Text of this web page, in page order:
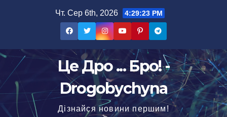
Чт. Сер 6th, 2026 4:29:24 PM
Це Дро ... Бро! -
Drogobychyna
Дізнайся новини першим!